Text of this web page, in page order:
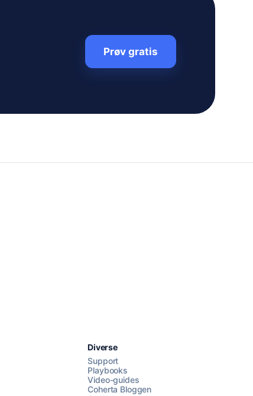
Prøv gratis
AI Campaign Assist Chat with us
Diverse
Support
Playbooks
Video-guides
Coherta Bloggen